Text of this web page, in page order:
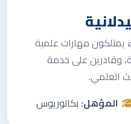
مهارات علمية
وقادرين على خدمة
العلمي.
المؤهل:بكالوريوس